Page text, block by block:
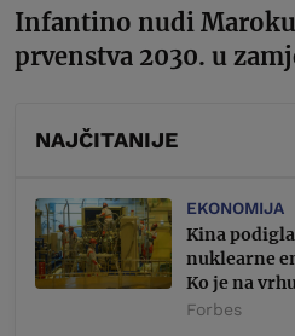
Infantino nudi
prvenstva 2030. u
NAJČITANIJE
EKONOMIJA
Kina
nuklearne
Ko je na
Forbes